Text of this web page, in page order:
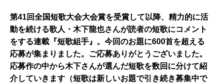
第41回全国短歌大会大会賞を受賞して以降、精力的に活
動を続ける歌人・木下龍也さんが読者の短歌にコメント
をする連載『短歌組手』。今回のお題に600首を超える
応募が集まりました。ご応募ありがとうございました。
応募作の中から木下さんが選んだ短歌を数回に分けて紹
介していきます（短歌は新しいお題で引き続き募集中で